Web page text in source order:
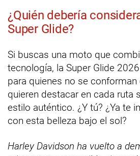
¿Quién debería
Super Glide?
Si buscas una moto que
tecnología, la Super Glide
para quienes no se
quieren destacar en cada ruta
estilo auténtico. ¿Y tú? ¿Ya te
con esta belleza bajo el sol?
Harley Davidson ha vuelto a